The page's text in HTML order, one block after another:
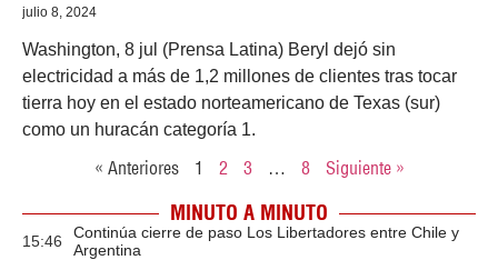
julio 8, 2024
Washington, 8 jul (Prensa Latina) Beryl dejó sin
electricidad a más de 1,2 millones de clientes tras tocar
tierra hoy en el estado norteamericano de Texas (sur)
como un huracán categoría 1.
« Anteriores 1 2 3 … 8 Siguiente »
MINUTO A MINUTO
15:46
Continúa cierre de paso Los Libertadores entre Chile y
Argentina